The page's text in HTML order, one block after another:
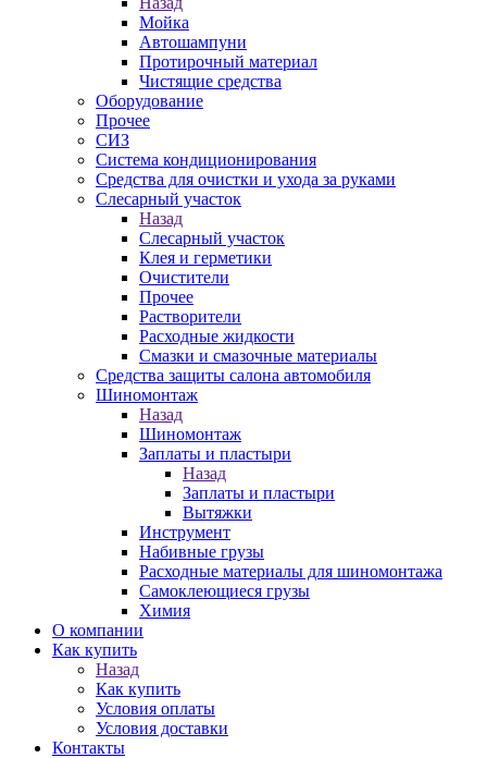
Мойка
Автошампуни
Протирочный материал
Чистящие средства
Оборудование
Прочее
СИЗ
Система кондиционирования
Средства для очистки и ухода за руками
Слесарный участок
Назад
Слесарный участок
Клея и герметики
Очистители
Прочее
Растворители
Расходные жидкости
Смазки и смазочные материалы
Средства защиты салона автомобиля
Шиномонтаж
Назад
Шиномонтаж
Заплаты и пластыри
Назад
Заплаты и пластыри
Вытяжки
Инструмент
Набивные грузы
Расходные материалы для шиномонтажа
Самоклеющиеся грузы
Химия
О компании
Как купить
Назад
Как купить
Условия оплаты
Условия доставки
Контакты